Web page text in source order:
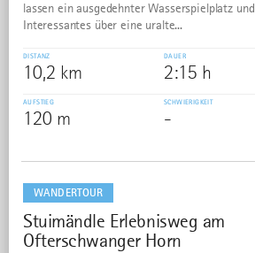
lassen ein ausgedehnter Wasserspielplatz und
Interessantes über eine uralte...
DISTANZ
10,2 km
DAUER
2:15 h
AUFSTIEG
120 m
SCHWIERIGKEIT
-
WANDERTOUR
15
Stuimändle Erlebnisweg am
Ofterschwanger Horn
dazu